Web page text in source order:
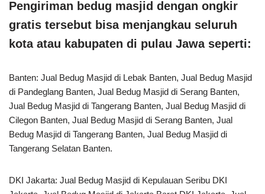
Pengiriman bedug masjid dengan ongkir
gratis tersebut bisa menjangkau seluruh
kota atau kabupaten di pulau Jawa seperti:
Banten: Jual Bedug Masjid di Lebak Banten, Jual Bedug Masjid
di Pandeglang Banten, Jual Bedug Masjid di Serang Banten,
Jual Bedug Masjid di Tangerang Banten, Jual Bedug Masjid di
Cilegon Banten, Jual Bedug Masjid di Serang Banten, Jual
Bedug Masjid di Tangerang Banten, Jual Bedug Masjid di
Tangerang Selatan Banten.
DKI Jakarta: Jual Bedug Masjid di Kepulauan Seribu DKI